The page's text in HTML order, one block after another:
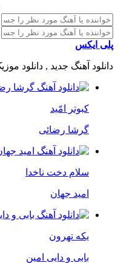
پلی ایکس
دانلود آهنگ جدید , دانلود
کبوتر امّید
گرشا رضائی
سلام دخت ناخدا
امید جهان
یکه تهرون
بابی و دایی امین